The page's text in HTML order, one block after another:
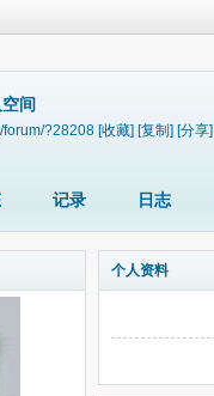
间
forum/?28208 [收藏] [复制] [分享]
记录 日志
个人资料